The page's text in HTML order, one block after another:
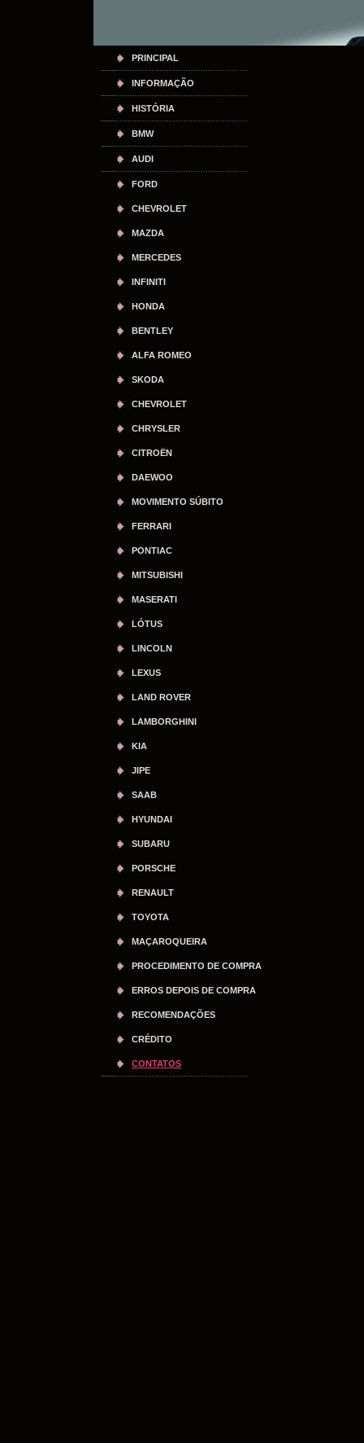
PRINCIPAL
INFORMAÇÃO
HISTÓRIA
BMW
AUDI
FORD
CHEVROLET
MAZDA
MERCEDES
INFINITI
HONDA
BENTLEY
ALFA ROMEO
SKODA
CHEVROLET
CHRYSLER
CITROËN
DAEWOO
MOVIMENTO SÚBITO
FERRARI
PONTIAC
MITSUBISHI
MASERATI
LÓTUS
LINCOLN
LEXUS
LAND ROVER
LAMBORGHINI
KIA
JIPE
SAAB
HYUNDAI
SUBARU
PORSCHE
RENAULT
TOYOTA
MAÇAROQUEIRA
PROCEDIMENTO DE COMPRA
ERROS DEPOIS DE COMPRA
RECOMENDAÇÕES
CRÉDITO
CONTATOS